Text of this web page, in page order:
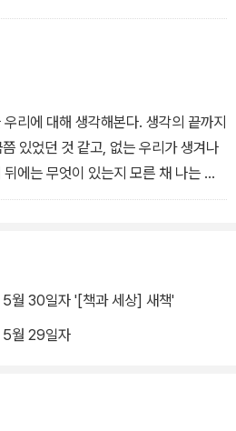
된다
부분
리에 대해 생각해본다. 생각의 끝까지
있었던 것 같고, 없는 우리가 생겨나
에는 무엇이 있는지 모른 채 나는 살
것들은 무엇일까. 만남. 만남들?
창문들. 이런 엔딩을 어디선가 본 것 같
생하는 생물이라고 한다. 툰드라와
올리게 한다.
월 30일자 '[책과 세상] 새책'
월 29일자